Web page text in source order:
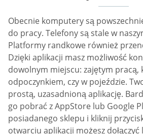
Obecnie komputery są
do pracy. Telefony są stale w
Platformy randkowe również
Dzięki aplikacji masz możliwość
dowolnym miejscu: zajętym pracą,
odpoczynkiem, czy w pojeździe.
prostą, uzasadnioną aplikację.
go pobrać z AppStore lub Google
posiadanego sklepu i kliknij
otwarciu aplikacji możesz dołączyć